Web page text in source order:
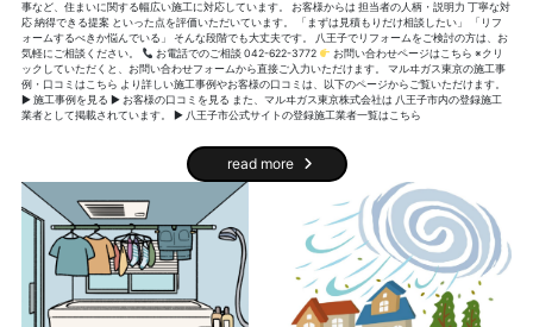
事など、住まいに関する幅広い施工に対応しています。 お客様からは 担当者の人柄・説明力 丁寧な対
応 納得できる提案 といった点を評価いただいています。 「まずは見積もりだけ相談したい」 「リフ
ォームするべきか悩んでいる」 そんな段階でも大丈夫です。 八王子でリフォームをご検討の方は、お
気軽にご相談ください。
お電話でのご相談 042-622-3772
お問い合わせページはこちら ※クリ
ックしていただくと、お問い合わせフォームから直接ご入力いただけます。 マルヰガス東京の施工事
例・口コミはこちら より詳しい施工事例やお客様の口コミは、以下のページからご覧いただけます。
▶ 施工事例を見る ▶ お客様の口コミを見る また、マルヰガス東京株式会社は 八王子市内の登録施工
業者として掲載されています。 ▶ 八王子市公式サイトの登録施工業者一覧はこちら
read more